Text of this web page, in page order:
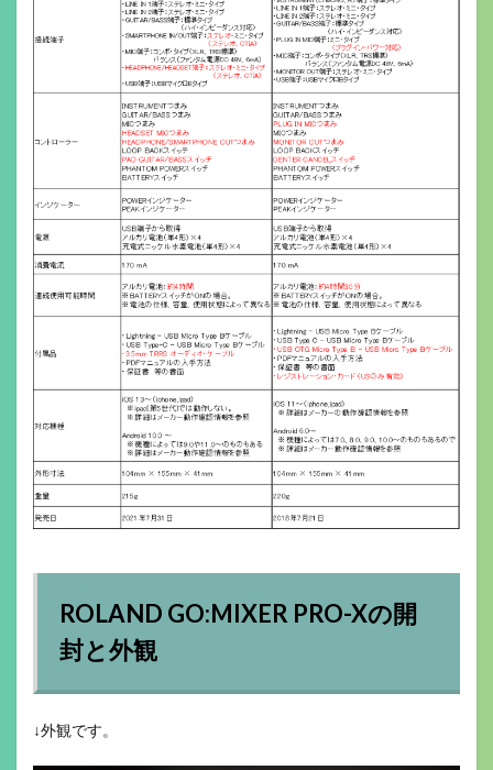
ROLAND GO:MIXER PRO-Xの開
封と外観
↓外観です。